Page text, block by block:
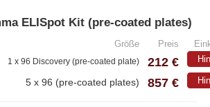
ELISpot Kit (pre-coated plates)
Größe Preis
1 x 96 Discovery (pre-coated plate) 212 €
5 x 96 (pre-coated plates) 857 €